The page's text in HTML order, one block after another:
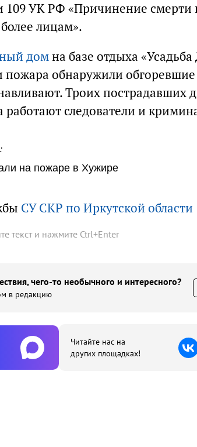
109 УК РФ «Причинение смерти
лицам».
домна базе отдыха «Усадьба
обнаружили обгоревшие
Троих пострадавших
следователи и
на пожаре в Хужире
СУ СКР по Иркутской области
текст и нажмите Ctrl+Enter
чего-то необычного и интересного?
в редакцию
Читайте нас на
других площадках!